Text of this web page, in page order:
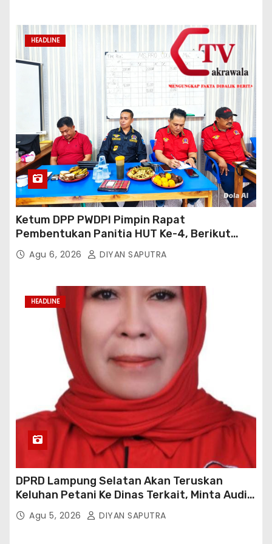
HEADLINE
Ketum DPP PWDPI Pimpin Rapat
Pembentukan Panitia HUT Ke-4, Berikut
Susunan Dan Rangkaian Kegiatannya
Agu 6, 2026 DIYAN SAPUTRA
HEADLINE
DPRD Lampung Selatan Akan Teruskan
Keluhan Petani Ke Dinas Terkait, Minta Audit
Penyaluran Pupuk Bersubsidi Di Desa Budi
Lestari
Agu 5, 2026 DIYAN SAPUTRA